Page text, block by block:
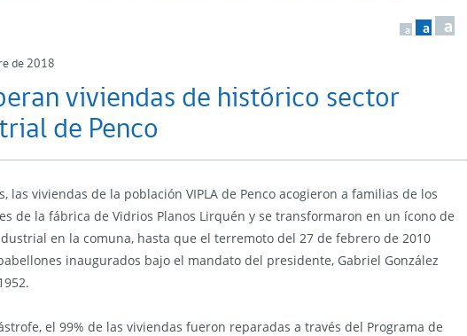
a a a
de 2018
viviendas de histórico sector
de Penco
las viviendas de la población VIPLA de Penco acogieron a familias de los
de la fábrica de Vidrios Planos Lirquén y se transformaron en un ícono de
en la comuna, hasta que el terremoto del 27 de febrero de 2010
inaugurados bajo el mandato del presidente, Gabriel González
el 99% de las viviendas fueron reparadas a través del Programa de